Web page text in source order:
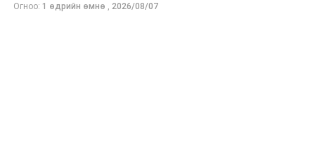
Огноо: 1 өдрийн өмнө , 2026/08/07